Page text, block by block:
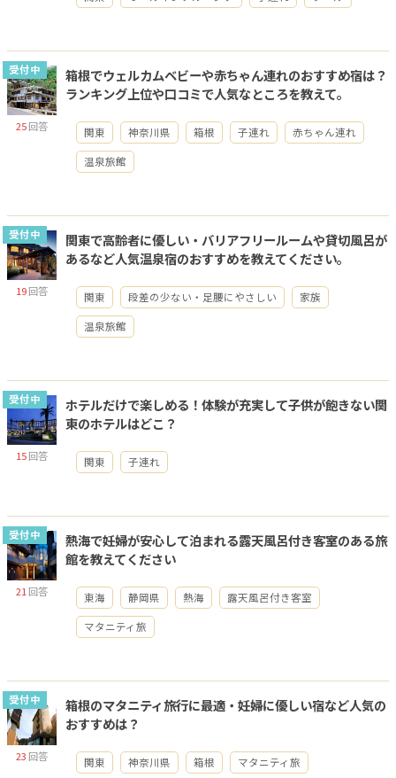
受付中
25回答
箱根でウェルカムベビーや赤ちゃん連れのおすすめ宿は？
ランキング上位や口コミで人気なところを教えて。
関東 神奈川県 箱根 子連れ 赤ちゃん連れ
温泉旅館
受付中
19回答
関東で高齢者に優しい・バリアフリールームや貸切風呂が
あるなど人気温泉宿のおすすめを教えてください。
関東 段差の少ない・足腰にやさしい 家族
温泉旅館
受付中
15回答
ホテルだけで楽しめる！体験が充実して子供が飽きない関
東のホテルはどこ？
関東 子連れ
受付中
21 回答
熱海で妊婦が安心して泊まれる露天風呂付き客室のある旅
館を教えてください
東海 静岡県 熱海 露天風呂付き客室
マタニティ旅
受付中
23 回答
箱根のマタニティ旅行に最適・妊婦に優しい宿など人気の
おすすめは？
関東 神奈川県 箱根 マタニティ旅